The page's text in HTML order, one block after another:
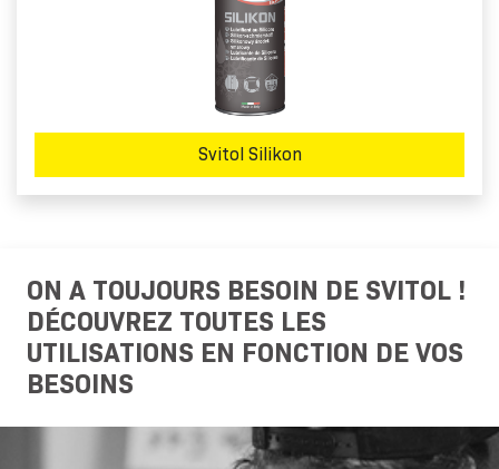
Svitol Silikon
ON A TOUJOURS BESOIN DE SVITOL !
DÉCOUVREZ TOUTES LES
UTILISATIONS EN FONCTION DE VOS
BESOINS